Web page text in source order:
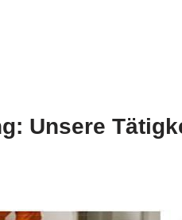
Unsere